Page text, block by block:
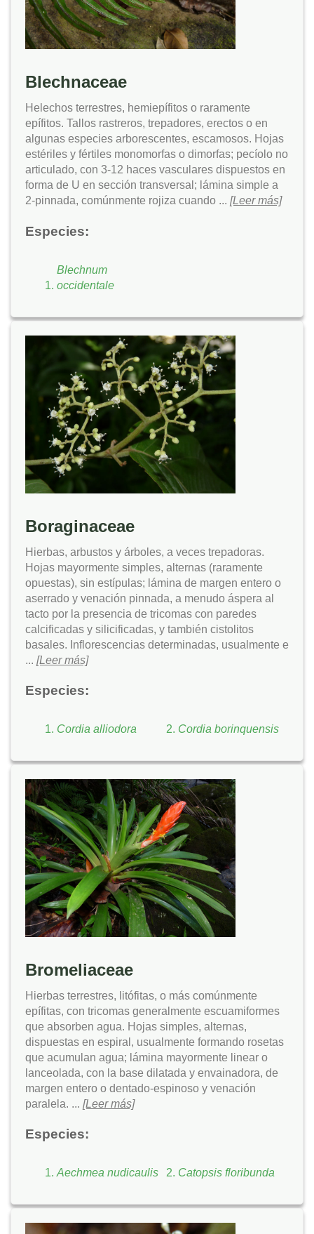
Blechnaceae
Helechos terrestres, hemiepífitos o raramente
epífitos. Tallos rastreros, trepadores, erectos o en
algunas especies arborescentes, escamosos. Hojas
estériles y fértiles monomorfas o dimorfas; pecíolo no
articulado, con 3-12 haces vasculares dispuestos en
forma de U en sección transversal; lámina simple a
2-pinnada, comúnmente rojiza cuando ... [Leer más]
Especies:
Blechnum
occidentale
Boraginaceae
Hierbas, arbustos y árboles, a veces trepadoras.
Hojas mayormente simples, alternas (raramente
opuestas), sin estípulas; lámina de margen entero o
aserrado y venación pinnada, a menudo áspera al
tacto por la presencia de tricomas con paredes
calcificadas y silicificadas, y también cistolitos
basales. Inflorescencias determinadas, usualmente e
... [Leer más]
Especies:
Cordia alliodora Cordia borinquensis
Bromeliaceae
Hierbas terrestres, litófitas, o más comúnmente
epífitas, con tricomas generalmente escuamiformes
que absorben agua. Hojas simples, alternas,
dispuestas en espiral, usualmente formando rosetas
que acumulan agua; lámina mayormente linear o
lanceolada, con la base dilatada y envainadora, de
margen entero o dentado-espinoso y venación
paralela. ... [Leer más]
Especies:
Aechmea nudicaulis Catopsis floribunda